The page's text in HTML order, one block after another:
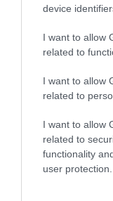
device
I want to allow
related to
I want to allow
related to
I want to allow
related to
functionality
user protection.
Chi Siamo
Testata giornalistica
agosto 2018 –